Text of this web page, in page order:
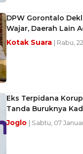
DPW Gorontalo
Wajar, Daerah Lain
Kotak Suara | Rabu,
Eks Terpidana
Tanda Buruknya
Joglo | Sabtu, 07